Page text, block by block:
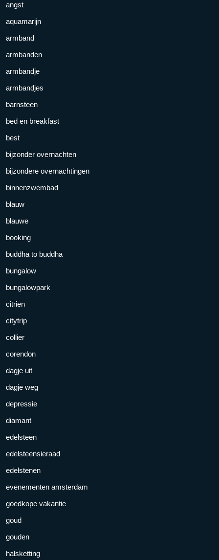
angst
aquamarijn
armband
armbanden
armbandje
armbandjes
barnsteen
bed en breakfast
best
bijzonder overnachten
bijzondere overnachtingen
binnenzwembad
blauw
blauwe
booking
buddha to buddha
bungalow
bungalowpark
citrien
citytrip
collier
corendon
dagje uit
dagje weg
depressie
diamant
edelsteen
edelsteensieraad
edelstenen
evenementen amsterdam
goedkope vakantie
goud
gouden
halsketting